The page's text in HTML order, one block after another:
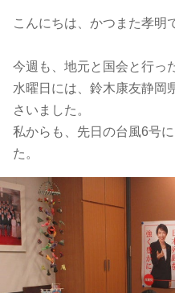
こんにちは、かつまた孝明
今週も、地元と国会と行っ
水曜日には、 鈴木康友静岡
さいました。
私からも、先日の台風6号
た。